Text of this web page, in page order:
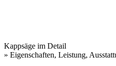
Kappsäge im Detail
» Eigenschaften, Leistung,